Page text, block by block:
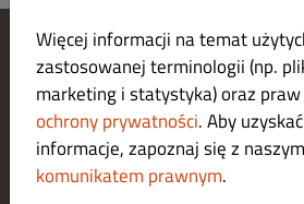
Zarządzaj ustawieniami cookies
Skontaktuj się z nami
Polityka ochrony prywatności
Regulamin
Legal notice
O nas
Więcej informacji na temat
zastosowanej terminologii (np.
marketing i statystyka) oraz
ochrony prywatności. Aby
informacje, zapoznaj się z naszym
komunikatem prawnym.